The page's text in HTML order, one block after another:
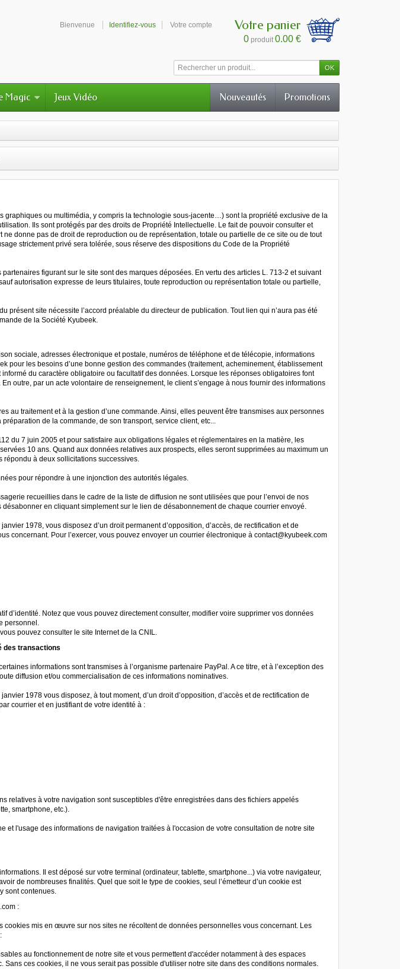
Bienvenue Identifiez-vous Votre compte Votre panier
0 produit 0.00 €
Promotions
Nouveautés
Magic Jeux Vidéo
graphiques ou multimédia, y compris la technologie sous-jacente…) sont la propriété exclusive de la
Ils sont protégés par des droits de Propriété Intellectuelle. Le fait de pouvoir consulter et
donne pas de droit de reproduction ou de représentation, totale ou partielle de ce site ou de tout
strictement privé sera tolérée, sous réserve des dispositions du Code de la Propriété
figurant sur le site sont des marques déposées. En vertu des articles L. 713-2 et suivant
autorisation expresse de leurs titulaires, toute reproduction ou représentation totale ou partielle,
présent site nécessite l’accord préalable du directeur de publication. Tout lien qui n’aura pas été
de la Société Kyubeek.
sociale, adresses électronique et postale, numéros de téléphone et de télécopie, informations
pour les besoins d’une bonne gestion des commandes (traitement, acheminement, établissement
du caractère obligatoire ou facultatif des données. Lorsque les réponses obligatoires font
outre, par un acte volontaire de renseignement, le client s’engage à nous fournir des informations
au traitement et à la gestion d’une commande. Ainsi, elles peuvent être transmises aux personnes
de la commande, de son transport, service client, etc...
du 7 juin 2005 et pour satisfaire aux obligations légales et réglementaires en la matière, les
10 ans. Quand aux données relatives aux prospects, elles seront supprimées au maximum un
répondu à deux sollicitations successives.
pour répondre à une injonction des autorités légales.
recueillies dans le cadre de la liste de diffusion ne sont utilisées que pour l’envoi de nos
désabonner en cliquant simplement sur le lien de désabonnement de chaque courrier envoyé.
1978, vous disposez d’un droit permanent d’opposition, d’accès, de rectification et de
concernant. Pour l’exercer, vous pouvez envoyer un courrier électronique à contact@kyubeek.com
d’identité. Notez que vous pouvez directement consulter, modifier voire supprimer vos données
personnel.
pouvez consulter le site Internet de la CNIL.
des transactions
informations sont transmises à l’organisme partenaire PayPal. A ce titre, et à l’exception des
diffusion et/ou commercialisation de ces informations nominatives.
1978 vous disposez, à tout moment, d’un droit d’opposition, d’accès et de rectification de
courrier et en justifiant de votre identité à :
relatives à votre navigation sont susceptibles d'être enregistrées dans des fichiers appelés
smartphone, etc.).
et l'usage des informations de navigation traitées à l'occasion de votre consultation de notre site
Il est déposé sur votre terminal (ordinateur, tablette, smartphone...) via votre navigateur,
de nombreuses finalités. Quel que soit le type de cookies, seul l’émetteur d’un cookie est
sont contenues.
:
cookies mis en œuvre sur nos sites ne récoltent de données personnelles vous concernant. Les
au fonctionnement de notre site et vous permettent d'accéder notamment à des espaces
Sans ces cookies, il ne vous serait pas possible d'utiliser notre site dans des conditions normales.